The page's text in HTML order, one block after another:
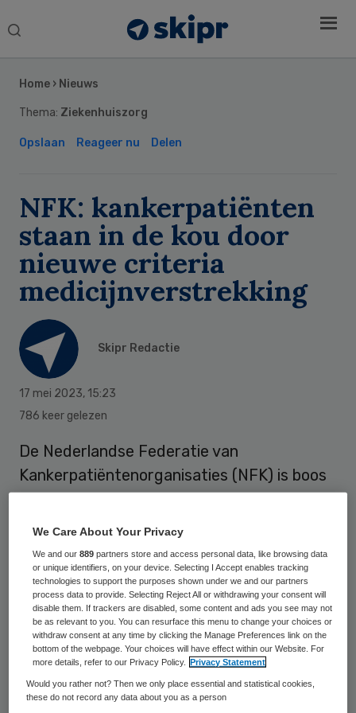
Search
Home › Nieuws
Thema: Ziekenhuiszorg
Opslaan Reageer nu Delen
NFK: kankerpatiënten
staan in de kou door
nieuwe criteria
medicijnverstrekking
Skipr Redactie
17 mei 2023, 15:23
786 keer gelezen
De Nederlandse Federatie van
Kankerpatiëntenorganisaties (NFK) is boos
nu onder meer oncologen akkoord zijn
gegaan met aanpassingen van de criteria
voor de inzet van bepaalde zeer dure
geneesmiddelen bij patiënten bij wie ze
waarschijnlijk niet de gewenste effecten
bereiken en mogelijk wel nare bijwerkingen.
“De Nederlandse behandelaars laten de
patiënten in de kou staan. Behandelaren in
Sidebar
We Care About Your Privacy
We and our889 partners store and access personal data, like browsing data
or unique identifiers, on your device. Selecting I Accept enables tracking
technologies to support the purposes shown under we and our partners
process data to provide. Selecting Reject All or withdrawing your consent will
disable them. If trackers are disabled, some content and ads you see may not
be as relevant to you. You can resurface this menu to change your choices or
withdraw consent at any time by clicking the Manage Preferences link on the
bottom of the webpage. Your choices will have effect within our Website. For
more details, refer to our Privacy Policy.
Privacy Statement
Would you rather not? Then we only place essential and statistical cookies,
these do not record any data about you as a person